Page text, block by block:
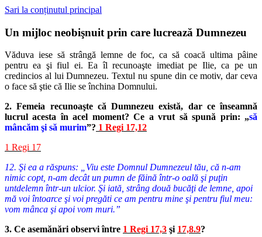
Sari la conținutul principal
Un mijloc neobişnuit prin care lucrează Dumnezeu
Văduva iese să strângă lemne de foc, ca să coacă ultima pâine
pentru ea şi fiul ei. Ea îl recunoaşte imediat pe Ilie, ca pe un
credincios al lui Dumnezeu. Textul nu spune din ce motiv, dar ceva
o face să ştie că Ilie se închina Domnului.
2. Femeia recunoaşte că Dumnezeu există, dar ce înseamnă
lucrul acesta în acel moment? Ce a vrut să spună prin: „să
mâncăm şi să murim”? 1 Regi 17,12
1 Regi 17
12. Şi ea a răspuns: „Viu este Domnul Dumnezeul tău, că n-am
nimic copt, n-am decât un pumn de făină într-o oală şi puţin
untdelemn într-un ulcior. Şi iată, strâng două bucăţi de lemne, apoi
mă voi întoarce şi voi pregăti ce am pentru mine şi pentru fiul meu:
vom mânca şi apoi vom muri.”
3. Ce asemănări observi între 1 Regi 17,3 şi 17,8.9?